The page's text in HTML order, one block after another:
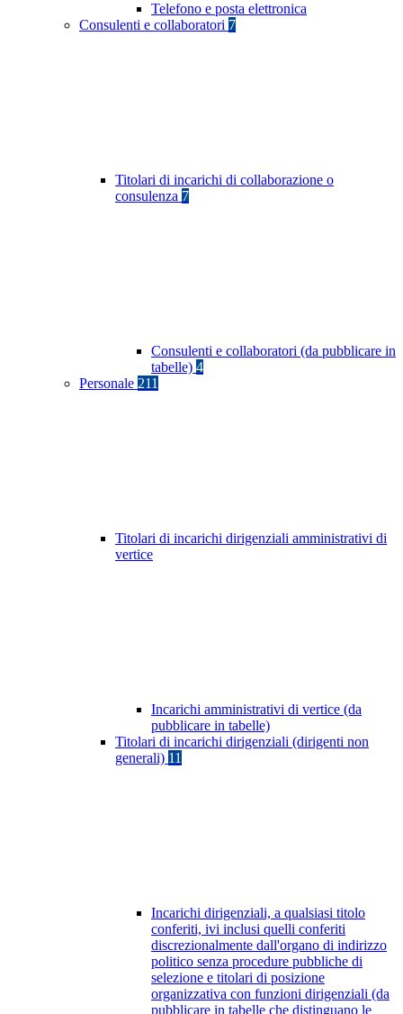
Telefono e posta elettronica
Consulenti e collaboratori 7
Titolari di incarichi di collaborazione o
consulenza 7
Consulenti e collaboratori (da pubblicare in
tabelle) 4
Personale 211
Titolari di incarichi dirigenziali amministrativi di
vertice
Incarichi amministrativi di vertice (da
pubblicare in tabelle)
Titolari di incarichi dirigenziali (dirigenti non
generali) 11
Incarichi dirigenziali, a qualsiasi titolo
conferiti, ivi inclusi quelli conferiti
discrezionalmente dall'organo di indirizzo
politico senza procedure pubbliche di
selezione e titolari di posizione
organizzativa con funzioni dirigenziali (da
pubblicare in tabelle che distinguano le